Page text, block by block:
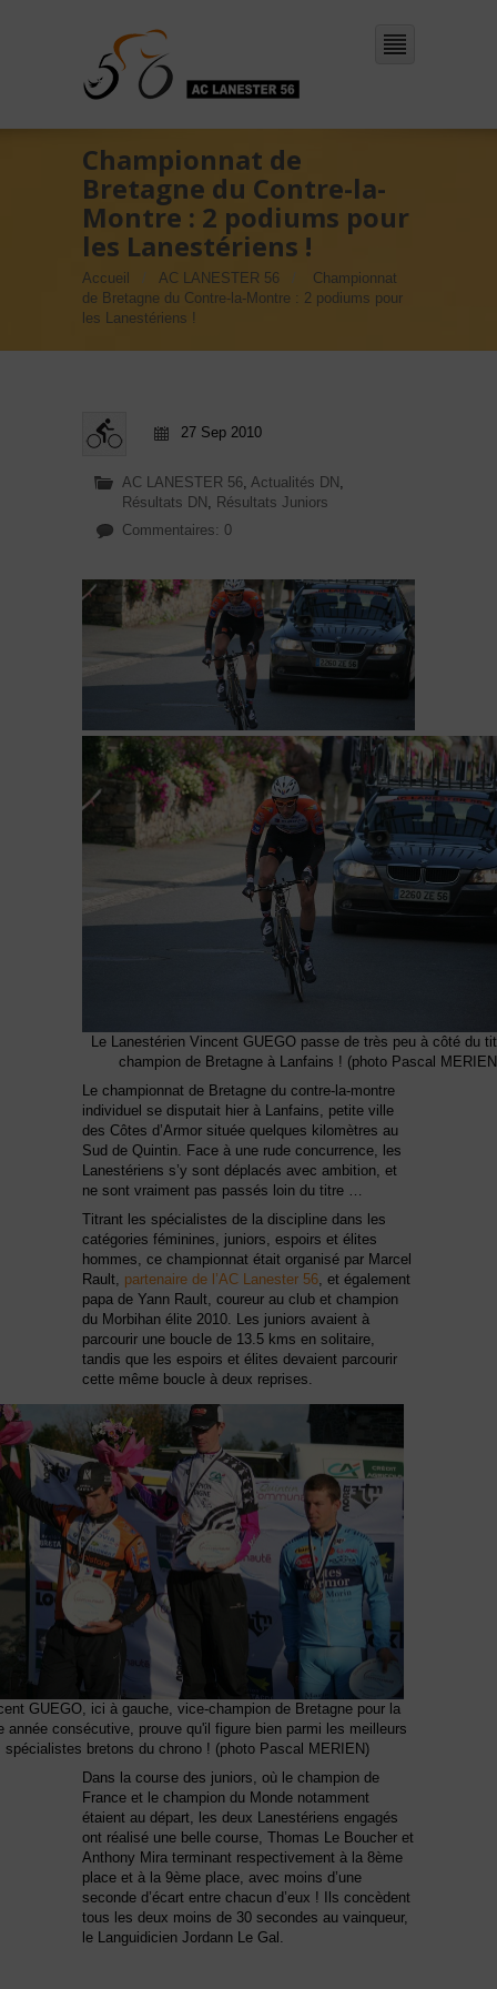
Championnat de
Bretagne du Contre-la-
Montre : 2 podiums pour
les Lanestériens !
Accueil AC LANESTER 56
Championnat
de Bretagne du Contre-la-Montre : 2 podiums pour
les Lanestériens !
27 Sep 2010
AC LANESTER 56, Actualités DN ,
Résultats DN , Résultats Juniors
Commentaires: 0
Le Lanestérien Vincent GUEGO passe de très peu à côté du
champion de Bretagne à Lanfains ! (photo Pascal
Le championnat de Bretagne du contre-la-montre
individuel se disputait hier à Lanfains, petite ville
des Côtes d’Armor située quelques kilomètres au
Sud de Quintin. Face à une rude concurrence, les
Lanestériens s’y sont déplacés avec ambition, et
ne sont vraiment pas passés loin du titre …
Titrant les spécialistes de la discipline dans les
catégories féminines, juniors, espoirs et élites
hommes, ce championnat était organisé par Marcel
Rault, partenaire de l’AC Lanester 56 , et également
papa de Yann Rault, coureur au club et champion
du Morbihan élite 2010. Les juniors avaient à
parcourir une boucle de 13.5 kms en solitaire,
tandis que les espoirs et élites devaient parcourir
cette même boucle à deux reprises.
GUEGO, ici à gauche, vice-champion de Bretagne pour la
année consécutive, prouve qu'il figure bien parmi les meilleurs
spécialistes bretons du chrono ! (photo Pascal MERIEN)
Dans la course des juniors, où le champion de
France et le champion du Monde notamment
étaient au départ, les deux Lanestériens engagés
ont réalisé une belle course, Thomas Le Boucher et
Anthony Mira terminant respectivement à la 8ème
place et à la 9ème place, avec moins d’une
seconde d’écart entre chacun d’eux ! Ils concèdent
tous les deux moins de 30 secondes au vainqueur,
le Languidicien Jordann Le Gal.